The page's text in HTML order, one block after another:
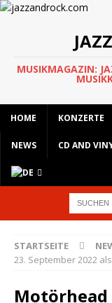
MUSIKMAGAZIN:
HOME KONZERTE
NEWS CD AND
STARTSEITE
23. September 2022
Motörhead